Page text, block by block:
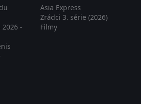
-
Asia Express
Zrádci 3. série (2026)
Filmy